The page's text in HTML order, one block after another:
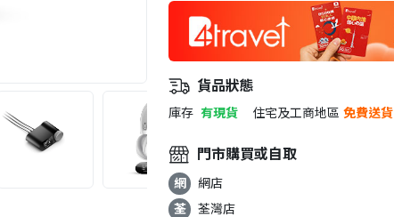
貨品狀態
庫存 有現貨 住宅及工商地區 免費送貨
門市購買或自取
網 網店
荃
荃灣店